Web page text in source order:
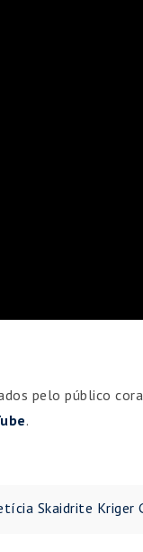
pelo público
.
Skaidrite Kriger